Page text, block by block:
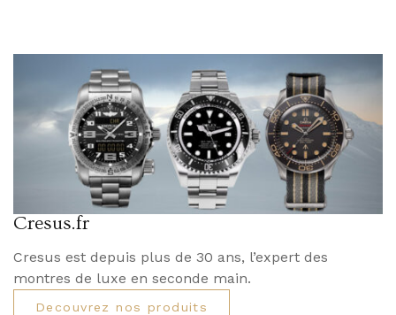
Cresus.fr
Cresus est depuis plus de 30 ans, l’expert des
montres de luxe en seconde main.
Decouvrez nos produits